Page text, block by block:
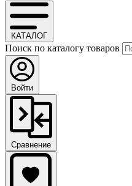
КАТАЛОГ
Поиск по каталогу товаров
Войти
Сравнение